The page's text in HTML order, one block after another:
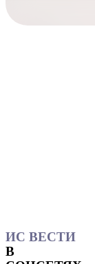
ИС ВЕСТИ
В